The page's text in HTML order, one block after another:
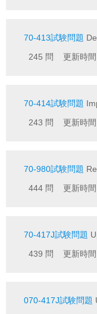
70-413試験問題
245 問 更新時間
70-414試験問題
243 問 更新時間
70-980試験問題
444 問 更新時間
70-417J試験問題
439 問 更新時間
070-417J試験問題